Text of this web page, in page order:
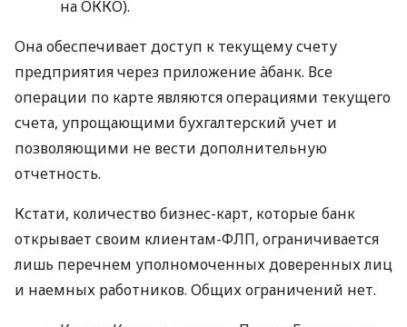
на ОККО).
Она обеспечивает доступ к текущему счету
предприятия через приложение àбанк. Все
операции по карте являются операциями текущего
счета, упрощающими бухгалтерский учет и
позволяющими не вести дополнительную
отчетность.
Кстати, количество бизнес-карт, которые банк
открывает своим клиентам-ФЛП, ограничивается
лишь перечнем уполномоченных доверенных лиц
и наемных работников. Общих ограничений нет.